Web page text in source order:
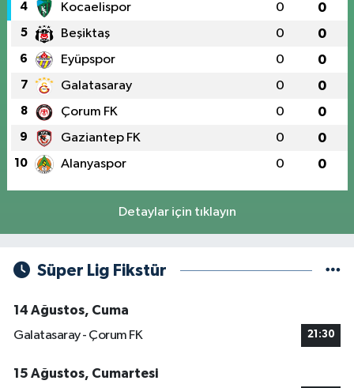
4 Kocaelispor 0 0
5 Beşiktaş 0 0
6 Eyüpspor 0 0
7 Galatasaray 0 0
8 Çorum FK 0 0
9 Gaziantep FK 0 0
10 Alanyaspor 0 0
Detaylar için tıklayın
Süper Lig Fikstür
14 Ağustos, Cuma
Galatasaray - Çorum FK
21:30
15 Ağustos, Cumartesi